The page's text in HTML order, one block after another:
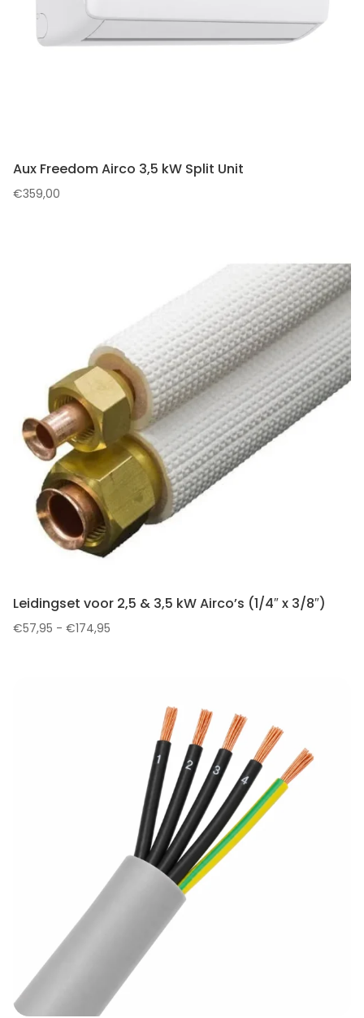
Aux Freedom Airco 3,5 kW Split Unit
€359,00
Leidingset voor 2,5 & 3,5 kW Airco’s (1/4″ x 3/8″)
€57,95 - €174,95Prijsklasse: